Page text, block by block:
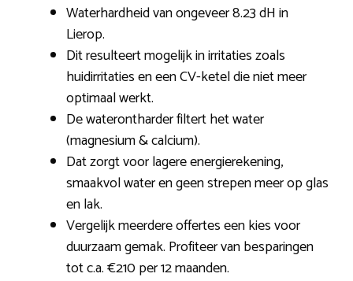
Waterhardheid van ongeveer 8.23 dH in
Lierop.
Dit resulteert mogelijk in irritaties zoals
huidirritaties en een CV-ketel die niet meer
optimaal werkt.
De waterontharder filtert het water
(magnesium & calcium).
Dat zorgt voor lagere energierekening,
smaakvol water en geen strepen meer op glas
en lak.
Vergelijk meerdere offertes een kies voor
duurzaam gemak. Profiteer van besparingen
tot c.a. €210 per 12 maanden.